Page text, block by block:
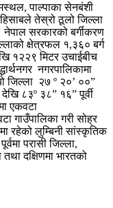
पाल्पाका सेनबंशी
तेस्रो ठूलो जिल्ला
नेपाल सरकारको बर्गीकरण
क्षेत्रफल १,३६० बर्ग
१२२९ मिटर उचाईबीच
नगरपालिकामा
जिल्ला २७ º २०’ ००”
८३º ३८” १६” पूर्वी
एकवटा
गाउँपालिका गरी सोह्र
रहेको लुम्बिनी सांस्कृतिक
परासी जिल्ला,
दक्षिणमा भारतको